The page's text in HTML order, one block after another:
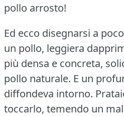
pollo arrosto!
Ed ecco disegnarsi a
un pollo, leggiera
più densa e concreta,
pollo naturale. E un
diffondeva intorno.
toccarlo, temendo un